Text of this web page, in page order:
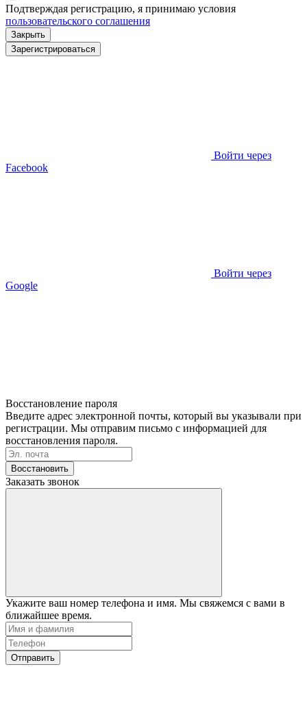
Подтверждая регистрацию, я принимаю условия
пользовательского соглашения
Закрыть
Зарегистрироваться
Войти через
Facebook
Войти через
Google
Восстановление пароля
Введите адрес электронной почты, который вы указывали при
регистрации. Мы отправим письмо с информацией для
восстановления пароля.
Восстановить
Заказать звонок
Укажите ваш номер телефона и имя. Мы свяжемся с вами в
ближайшее время.
Отправить